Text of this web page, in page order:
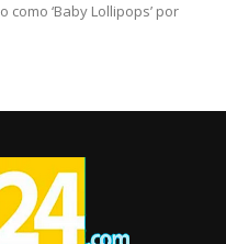
‘Baby Lollipops’ por